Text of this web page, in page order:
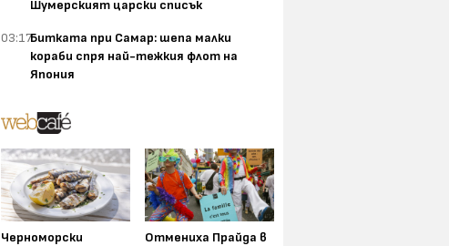
Шумерският царски списък
03:17Битката при Самар: шепа малки
кораби спря най-тежкия флот на
Япония
Черноморски
Отмениха Прайда в